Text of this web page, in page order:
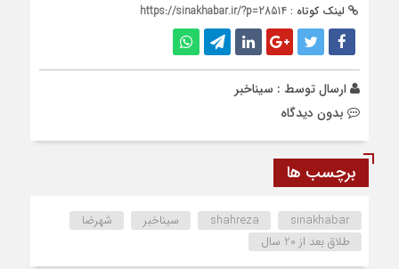
لینک کوتاه : https://sinakhabar.ir/?p=28514
ارسال توسط : سیناخبر
بدون دیدگاه
برچسب ها
shahreza sinakhabar سیناخبر
شهرضا
طلاق بعد از 20 سال